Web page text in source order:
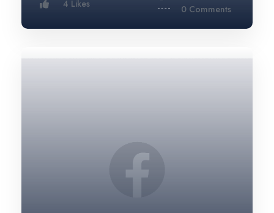
4 Likes 0 Comments